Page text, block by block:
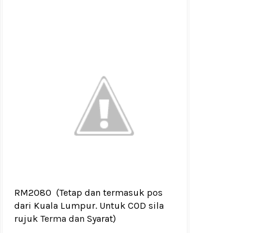
RM2080 (Tetap dan termasuk pos
dari Kuala Lumpur. Untuk COD sila
rujuk Terma dan Syarat)